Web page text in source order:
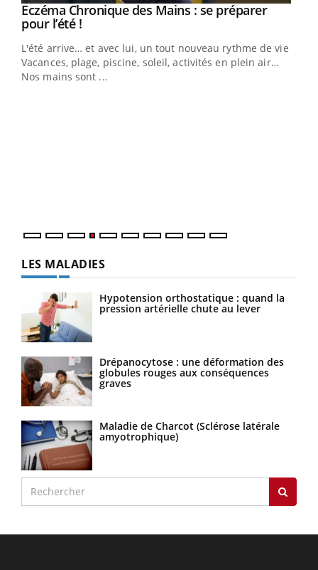
Youtube
Eczéma Chronique des Mains : se préparer
pour l’été !Youtube
L'été arrive… et avec lui, un tout nouveau rythme de vie !
Vacances, plage, piscine, soleil, activités en plein air…
Nos mains sont ...
LES MALADIES
Hypotension orthostatique : quand la
pression artérielle chute au lever
Drépanocytose : une déformation des
globules rouges aux conséquences
graves
Maladie de Charcot (Sclérose latérale
amyotrophique)